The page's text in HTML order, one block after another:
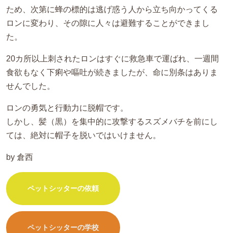
ため、次第に蜂の標的は逃げ惑う人から立ち向かってくる
ロンに変わり、その隙に人々は避難することができまし
た。
20カ所以上刺されたロンはすぐに救急車で運ばれ、一週間
食欲もなく下痢や嘔吐が続きましたが、命に別条はありま
せんでした。
ロンの勇気と行動力に脱帽です。
しかし、髪（黒）を集中的に攻撃するスズメバチを前にし
ては、絶対に帽子を脱いではいけません。
by 倉西
ペットシッターの依頼
ペットシッターの学校